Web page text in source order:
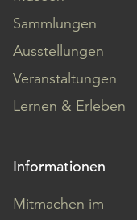
Sammlungen
Ausstellungen
Veranstaltungen
Lernen & Erleben
Informationen
Mitmachen im